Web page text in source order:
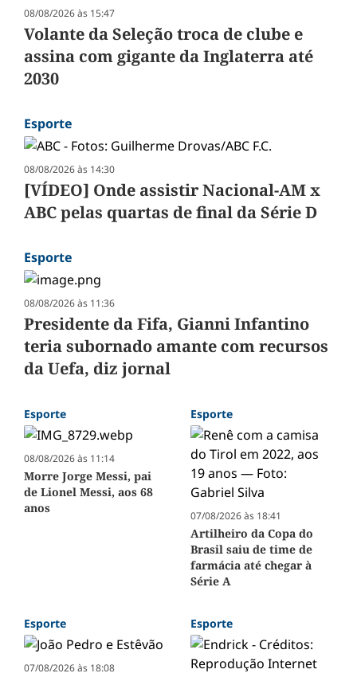
08/08/2026 às 15:47
Volante da Seleção troca de clube e
assina com gigante da Inglaterra até
2030
Esporte
08/08/2026 às 14:30
[VÍDEO] Onde assistir Nacional-AM x
ABC pelas quartas de final da Série D
Esporte
08/08/2026 às 11:36
Presidente da Fifa, Gianni Infantino
teria subornado amante com recursos
da Uefa, diz jornal
Esporte
08/08/2026 às 11:14
Morre Jorge Messi, pai
de Lionel Messi, aos 68
anos
Esporte
07/08/2026 às 18:41
Artilheiro da Copa do
Brasil saiu de time de
farmácia até chegar à
Série A
Esporte
07/08/2026 às 18:08
Esporte